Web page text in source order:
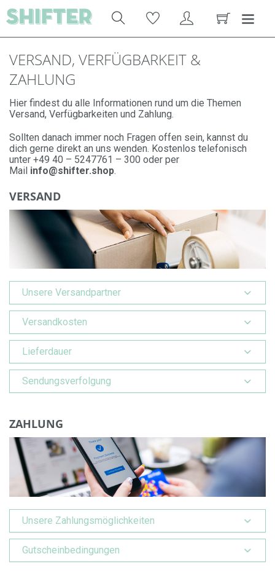
VERSAND, VERFÜGBARKEIT &
ZAHLUNG
Hier findest du alle Informationen rund um die Themen
Versand, Verfügbarkeiten und Zahlung.
Sollten danach immer noch Fragen offen sein, kannst du
dich gerne direkt an uns wenden. Kostenlos telefonisch
unter +49 40 – 5247761 – 300 oder per
Mail info@shifter.shop.
VERSAND
Unsere Versandpartner
Versandkosten
Lieferdauer
Sendungsverfolgung
ZAHLUNG
Unsere Zahlungsmöglichkeiten
Gutscheinbedingungen